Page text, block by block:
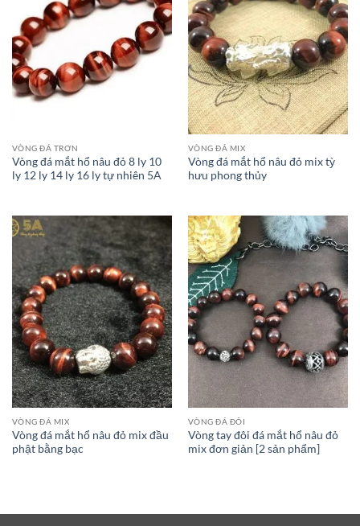
VÒNG ĐÁ TRƠN
Vòng đá mắt hổ nâu đỏ 8 ly 10
ly 12 ly 14 ly 16 ly tự nhiên 5A
VÒNG ĐÁ MIX
Vòng đá mắt hổ nâu đỏ mix tỳ
hưu phong thủy
VÒNG ĐÁ MIX
Vòng đá mắt hổ nâu đỏ mix đầu
phật bằng bạc
VÒNG ĐÁ ĐÔI
Vòng tay đôi đá mắt hổ nâu đỏ
mix đơn giản [2 sản phẩm]